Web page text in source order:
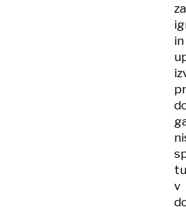
in
v